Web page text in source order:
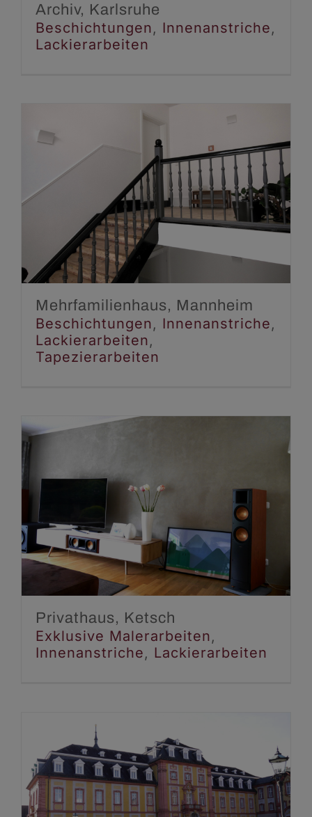
Archiv, Karlsruhe
Beschichtungen, Innenanstriche,
Lackierarbeiten
Mehrfamilienhaus,
Mannheim
Beschichtungen Innenanstriche
Lackierarbeiten
Tapezierarbeiten
Mehrfamilienhaus, Mannheim
Beschichtungen, Innenanstriche,
Lackierarbeiten,
Tapezierarbeiten
Privathaus, Ketsch
Exklusive Malerarbeiten
Innenanstriche
Lackierarbeiten
Privathaus, Ketsch
Exklusive Malerarbeiten,
Innenanstriche, Lackierarbeiten
Hofkirche Schloß,